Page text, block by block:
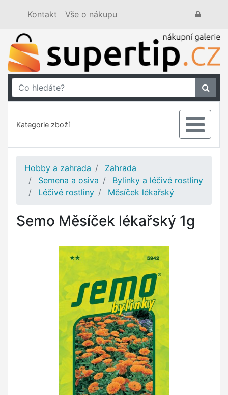
Kontakt Vše o nákupu
Kategorie zboží
Hobby a zahrada
Zahrada
Semena a osiva
Bylinky a léčivé rostliny
Léčivé rostliny
Měsíček lékařský
Semo Měsíček lékařský 1g